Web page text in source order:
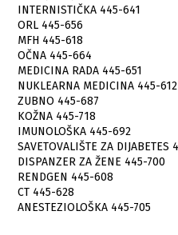
INTERNISTIČKA 445-641
ORL 445-656
MFH 445-618
OČNA 445-664
MEDICINA RADA 445-651
NUKLEARNA MEDICINA 445-612
ZUBNO 445-687
KOŽNA 445-718
IMUNOLOŠKA 445-692
SAVETOVALIŠTE ZA DIJABETES
DISPANZER ZA ŽENE 445-700
RENDGEN 445-608
CT 445-628
ANESTEZIOLOŠKA 445-705